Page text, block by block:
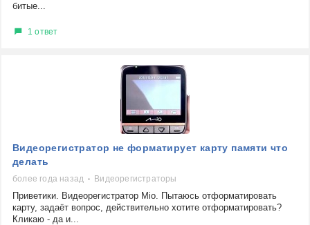
битые...
1 ответ
Видеорегистратор не форматирует карту памяти что
делать
более года назад Видеорегистраторы
Приветики. Видеорегистратор Mio. Пытаюсь отформатировать
карту, задаёт вопрос, действительно хотите отформатировать?
Кликаю - да и...